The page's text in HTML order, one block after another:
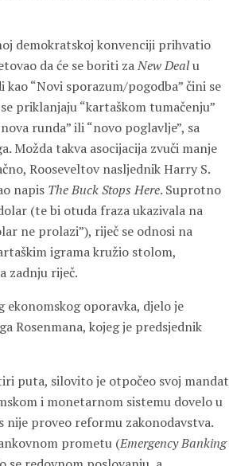
demokratskoj konvenciji prihvatio
da će se boriti zaNew Dealu
“Novi sporazum/pogodba” čini se
priklanjaju “kartaškom tumačenju”
runda” ili “novo poglavlje”, sa
Možda takva asocijacija zvuči manje
Rooseveltov nasljednik Harry S.
napis The Buck Stops Here. Suprotno
(te bi otuda fraza ukazivala na
ne prolazi”), riječ se odnosi na
igrama kružio stolom,
zadnju riječ.
ekonomskog oporavka, djelo je
Rosenmana, kojeg je predsjednik
puta, silovito je otpočeo svoj mandat
i monetarnom sistemu dovelo u
nije proveo reformu zakonodavstva.
prometu (Emergency Banking